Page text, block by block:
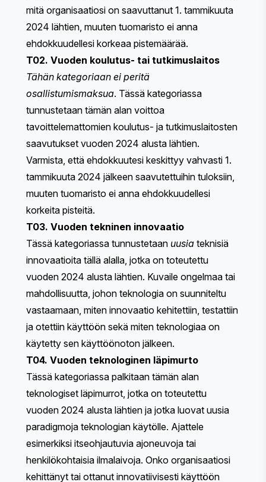
mitä organisaatiosi on saavuttanut 1. tammikuuta
2024 lähtien, muuten tuomaristo ei anna
ehdokkuudellesi korkeaa pistemäärää.
T02. Vuoden koulutus- tai tutkimuslaitos
Tähän kategoriaan ei peritä
osallistumismaksua. Tässä kategoriassa
tunnustetaan tämän alan voittoa
tavoittelemattomien koulutus- ja tutkimuslaitosten
saavutukset vuoden 2024 alusta lähtien.
Varmista, että ehdokkuutesi keskittyy vahvasti 1.
tammikuuta 2024 jälkeen saavutettuihin tuloksiin,
muuten tuomaristo ei anna ehdokkuudellesi
korkeita pisteitä.
T03. Vuoden tekninen innovaatio
Tässä kategoriassa tunnustetaan uusia teknisiä
innovaatioita tällä alalla, jotka on toteutettu
vuoden 2024 alusta lähtien. Kuvaile ongelmaa tai
mahdollisuutta, johon teknologia on suunniteltu
vastaamaan, miten innovaatio kehitettiin, testattiin
ja otettiin käyttöön sekä miten teknologiaa on
käytetty sen käyttöönoton jälkeen.
T04. Vuoden teknologinen läpimurto
Tässä kategoriassa palkitaan tämän alan
teknologiset läpimurrot, jotka on toteutettu
vuoden 2024 alusta lähtien ja jotka luovat uusia
paradigmoja teknologian käytölle. Ajattele
esimerkiksi itseohjautuvia ajoneuvoja tai
henkilökohtaisia ilmalaivoja. Onko organisaatiosi
kehittänyt tai ottanut innovatiivisesti käyttöön